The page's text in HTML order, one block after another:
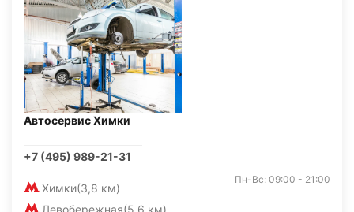
Автосервис Химки
+7 (495) 989-21-31
Химки(3,8 км)
Левобережная(5,6 км)
Пн-Вс: 09:00 - 21:00